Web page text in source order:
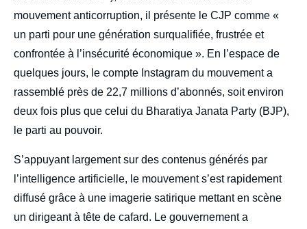
mouvement anticorruption, il présente le CJP comme «
un parti pour une génération surqualifiée, frustrée et
confrontée à l’insécurité économique ». En l’espace de
quelques jours, le compte Instagram du mouvement a
rassemblé près de 22,7 millions d’abonnés, soit environ
deux fois plus que celui du Bharatiya Janata Party (BJP),
le parti au pouvoir.
S’appuyant largement sur des contenus générés par
l’intelligence artificielle, le mouvement s’est rapidement
diffusé grâce à une imagerie satirique mettant en scène
un dirigeant à tête de cafard. Le gouvernement a